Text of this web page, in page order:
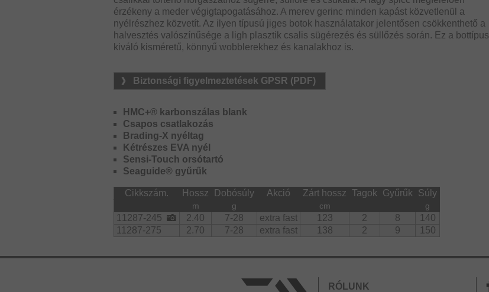
érzékeny a meder végigtapogatásához. A merev gerinc minden kapást közvetlenül a
nyélrészhez közvetít. Az ilyen típusú jiges botok használatakor jelentősen csökkenthető a
halvesztés valószínűsége a ligh plasztik csalis sügérezés és süllőzés során. Ez a bottípus
kiváló kisméretű, könnyű wobblerekhez és kanalakhoz is.
Biztonsági figyelmeztetések GPSR (PDF)
HMC+® karbonszálas blank
Csapos csatlakozás
Brading-X nyéltag
Kétrészes EVA nyél
Sensi-Touch orsótartó
Seaguide® gyűrűk
Cikkszám. Hossz Dobósúly Akció Zárt hossz Tagok Gyűrűk Súly
m g cm g
11287-245 2.40 7-28 extra fast 123 2 8
140
11287-275
2.70 7-28 extra fast 138 2 9 150
RÓLUNK